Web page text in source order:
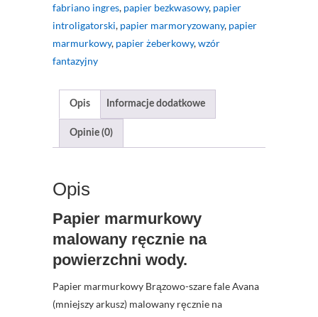
fabriano ingres, papier bezkwasowy, papier
introligatorski, papier marmoryzowany, papier
marmurkowy, papier żeberkowy,wzór
fantazyjny
Opis Informacje dodatkowe
Opinie (0)
Opis
Papier marmurkowy
malowany ręcznie na
powierzchni wody.
Papier marmurkowy Brązowo-szare fale Avana
(mniejszy arkusz) malowany ręcznie na